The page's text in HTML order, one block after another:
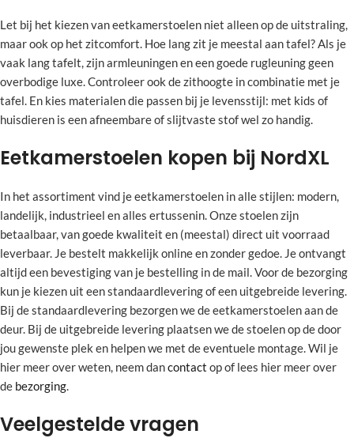
Let bij het kiezen van eetkamerstoelen niet alleen op de uitstraling,
maar ook op het zitcomfort. Hoe lang zit je meestal aan tafel? Als je
vaak lang tafelt, zijn armleuningen en een goede rugleuning geen
overbodige luxe. Controleer ook de zithoogte in combinatie met je
tafel. En kies materialen die passen bij je levensstijl: met kids of
huisdieren is een afneembare of slijtvaste stof wel zo handig.
Eetkamerstoelen kopen bij NordXL
In het assortiment vind je eetkamerstoelen in alle stijlen: modern,
landelijk, industrieel en alles ertussenin. Onze stoelen zijn
betaalbaar, van goede kwaliteit en (meestal) direct uit voorraad
leverbaar. Je bestelt makkelijk online en zonder gedoe. Je ontvangt
altijd een bevestiging van je bestelling in de mail. Voor de bezorging
kun je kiezen uit een standaardlevering of een uitgebreide levering.
Bij de standaardlevering bezorgen we de eetkamerstoelen aan de
deur. Bij de uitgebreide levering plaatsen we de stoelen op de door
jou gewenste plek en helpen we met de eventuele montage. Wil je
hier meer over weten, neem dancontact op of lees hier meer over
de bezorging.
Veelgestelde vragen